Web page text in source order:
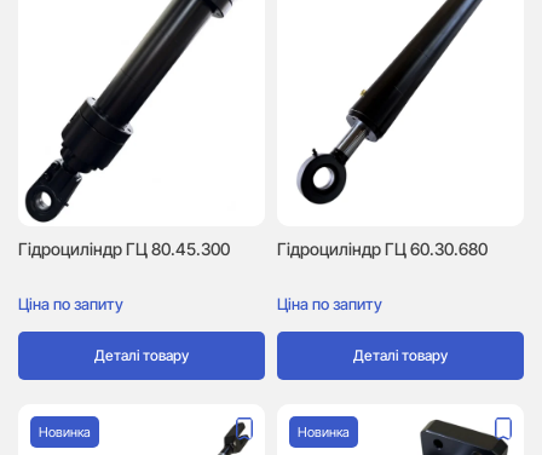
Гідроциліндр ГЦ 80.45.300
Ціна по запиту
Деталі товару
Гідроциліндр ГЦ 60.30.680
Ціна по запиту
Деталі товару
Новинка Новинка